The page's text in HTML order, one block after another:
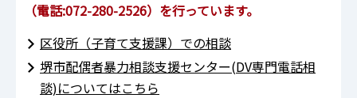
（電話:072-280-2526）を行っています。
区役所（子育て支援課）での相談
堺市配偶者暴力相談支援センター(DV専門電話相
談)についてはこちら